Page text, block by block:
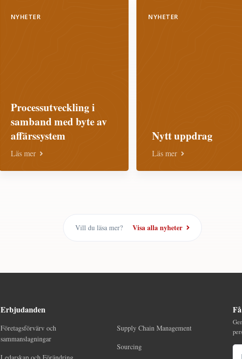
NYHETER
Processutveckling i
samband med byte av
affärssystem
Läs mer
NYHETER
Nytt uppdrag
Läs mer
Vill du läsa mer? Visa alla nyheter
Erbjudanden
Företagsförvärv och
sammanslagningar
Supply Chain Management
Sourcing